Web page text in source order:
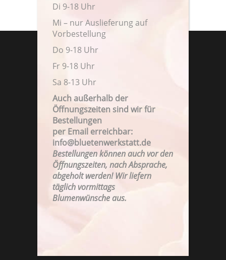
FAMILIENBETRIEB SEIT 1923
Di 9-18 Uhr
Mi – nur Auslieferung auf
Vorbestellung
Do 9-18 Uhr
Fr 9-18 Uhr
Sa 8-13 Uhr
Auch außerhalb der
Öffnungszeiten sind wir für
Bestellungen
per Email erreichbar:
info@bluetenwerkstatt.de
Bestellungen können auch vor den
Öffnungszeiten, nach Absprache,
abgeholt werden! Wir liefern
täglich vormittags
Blumenwünsche aus.